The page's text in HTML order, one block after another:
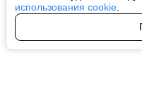
использования cookie